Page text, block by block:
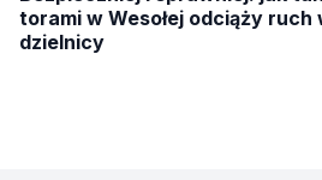
torami w Wesołej odciąży ruch
dzielnicy